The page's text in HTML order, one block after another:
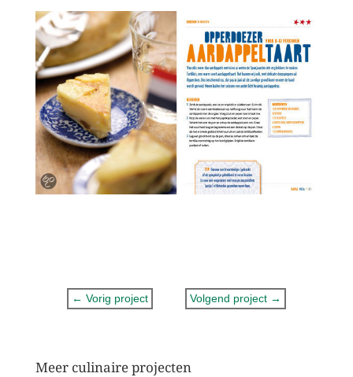
← Vorig project Volgend project →
Meer culinaire projecten